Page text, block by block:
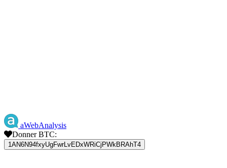
aWebAnalysis
Donner BTC:
1AN6N94fxyUgFwrLvEDxWRiCjPWkBRAhT4